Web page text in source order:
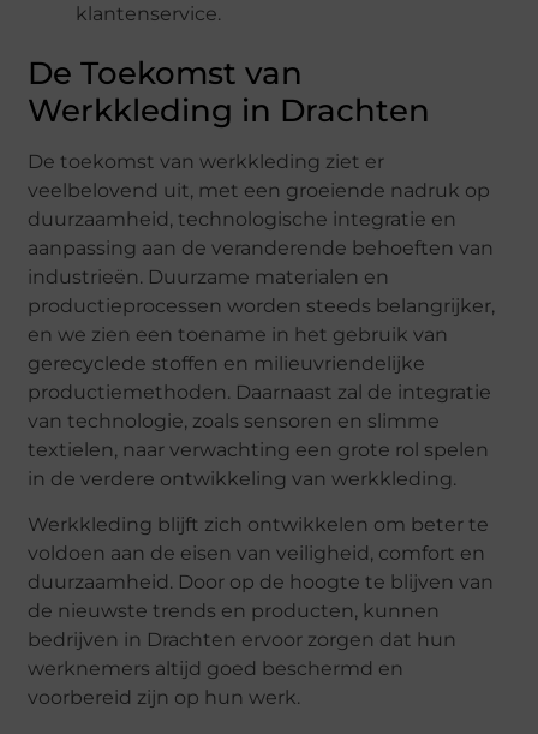
klantenservice.
De Toekomst van
Werkkleding in Drachten
De toekomst van werkkleding ziet er
veelbelovend uit, met een groeiende nadruk op
duurzaamheid, technologische integratie en
aanpassing aan de veranderende behoeften van
industrieën. Duurzame materialen en
productieprocessen worden steeds belangrijker,
en we zien een toename in het gebruik van
gerecyclede stoffen en milieuvriendelijke
productiemethoden. Daarnaast zal de integratie
van technologie, zoals sensoren en slimme
textielen, naar verwachting een grote rol spelen
in de verdere ontwikkeling van werkkleding.
Werkkleding blijft zich ontwikkelen om beter te
voldoen aan de eisen van veiligheid, comfort en
duurzaamheid. Door op de hoogte te blijven van
de nieuwste trends en producten, kunnen
bedrijven in Drachten ervoor zorgen dat hun
werknemers altijd goed beschermd en
voorbereid zijn op hun werk.